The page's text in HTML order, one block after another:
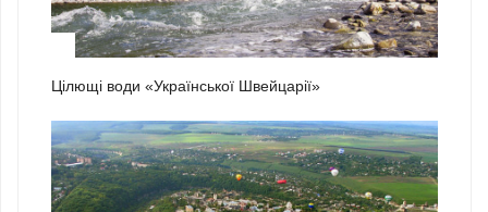
Цілющі води «Української Швейцарії»